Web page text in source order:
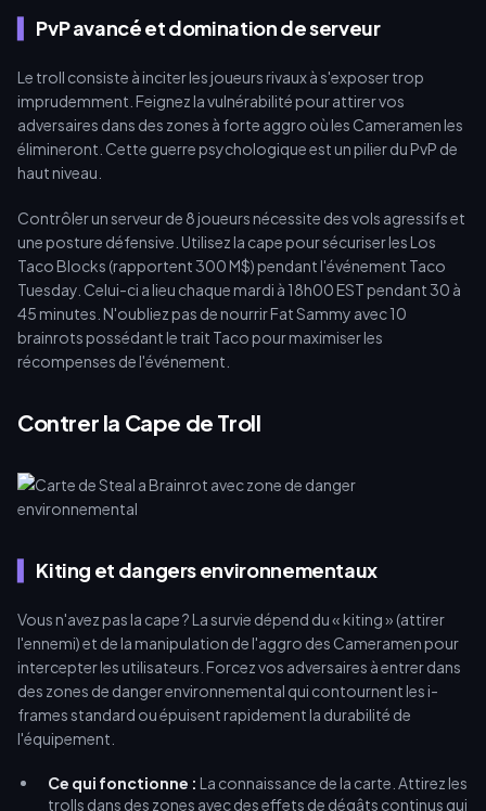
PvP avancé et domination de serveur
Le troll consiste à inciter les joueurs rivaux à s'exposer trop
imprudemment. Feignez la vulnérabilité pour attirer vos
adversaires dans des zones à forte aggro où les Cameramen les
élimineront. Cette guerre psychologique est un pilier du PvP de
haut niveau.
Contrôler un serveur de 8 joueurs nécessite des vols agressifs et
une posture défensive. Utilisez la cape pour sécuriser les Los
Taco Blocks (rapportent 300 M$) pendant l'événement Taco
Tuesday. Celui-ci a lieu chaque mardi à 18h00 EST pendant 30 à
45 minutes. N'oubliez pas de nourrir Fat Sammy avec 10
brainrots possédant le trait Taco pour maximiser les
récompenses de l'événement.
Contrer la Cape de Troll
Kiting et dangers environnementaux
Vous n'avez pas la cape ? La survie dépend du « kiting » (attirer
l'ennemi) et de la manipulation de l'aggro des Cameramen pour
intercepter les utilisateurs. Forcez vos adversaires à entrer dans
des zones de danger environnemental qui contournent les i-
frames standard ou épuisent rapidement la durabilité de
l'équipement.
Ce qui fonctionne : La connaissance de la carte. Attirez les
trolls dans des zones avec des effets de dégâts continus qui